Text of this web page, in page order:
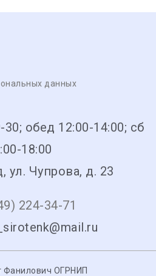
данных
обед 12:00-14:00; сб
18:00
ул. Чупрова, д. 23
224-34-71
ОГРНИП